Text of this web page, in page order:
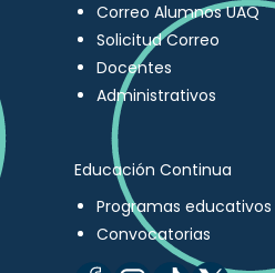
Correo Alumnos UAQ
Solicitud Correo
Docentes
Administrativos
Educación Continua
Programas educativos
Convocatorias